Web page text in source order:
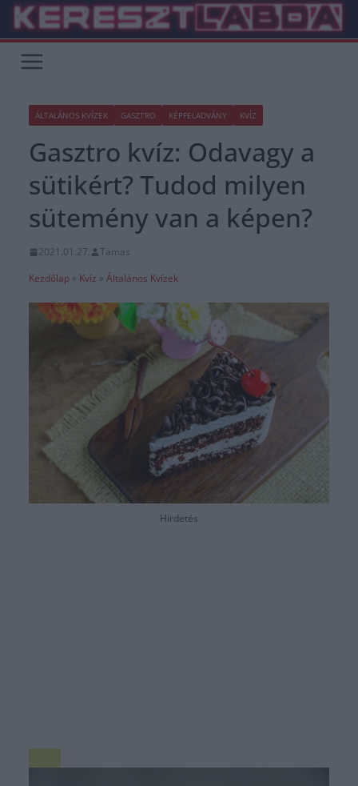
Skip
content
ÁLTALÁNOS KVÍZEK GASZTRO KÉPFELADVÁNY KVÍZ
Gasztro kvíz: Odavagy a
sütikért? Tudod milyen
sütemény van a képen?
2021.01.27.
Tamas
Kezdőlap » Kvíz » Általános Kvízek
Hirdetés